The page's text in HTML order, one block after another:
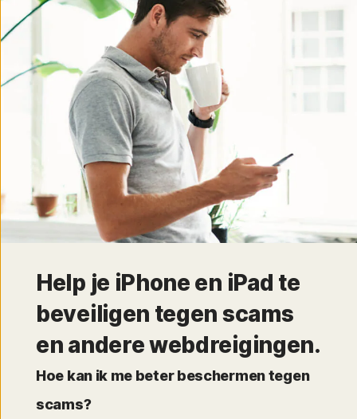
Help je iPhone en iPad te
beveiligen tegen scams
en andere webdreigingen.
Hoe kan ik me beter beschermen tegen
scams?